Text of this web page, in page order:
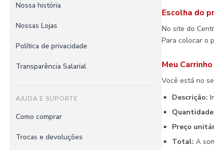
Nossa história
Nossas Lojas
Política de privacidade
Transparência Salarial
AJUDA E SUPORTE
Como comprar
Trocas e devoluções
Escolha do
No site do
Para colocar o
Meu Carrinho
Você está no
Descrição:
Preço
Total: A